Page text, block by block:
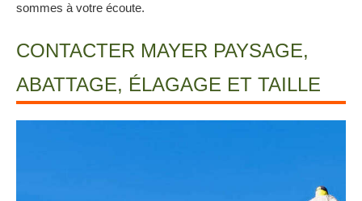
sommes à votre écoute.
CONTACTER MAYER PAYSAGE,
ABATTAGE, ÉLAGAGE ET TAILLE